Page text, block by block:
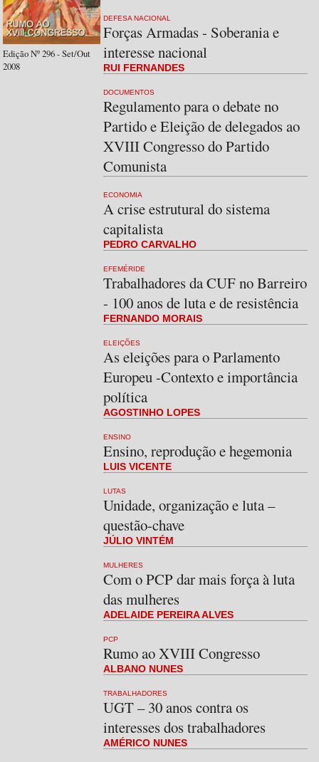
Edição Nº 296 - Set/Out
2008
DEFESA NACIONAL
Forças Armadas - Soberania e
interesse nacional
RUI FERNANDES
DOCUMENTOS
Regulamento para o debate no
Partido e Eleição de delegados ao
XVIII Congresso do Partido
Comunista
ECONOMIA
A crise estrutural do sistema
capitalista
PEDRO CARVALHO
EFEMÉRIDE
Trabalhadores da CUF no Barreiro
- 100 anos de luta e de resistência
FERNANDO MORAIS
ELEIÇÕES
As eleições para o Parlamento
Europeu -Contexto e importância
política
AGOSTINHO LOPES
ENSINO
Ensino, reprodução e hegemonia
LUIS VICENTE
LUTAS
Unidade, organização e luta –
questão-chave
JÚLIO VINTÉM
MULHERES
Com o PCP dar mais força à luta
das mulheres
ADELAIDE PEREIRA ALVES
PCP
Rumo ao XVIII Congresso
ALBANO NUNES
TRABALHADORES
UGT – 30 anos contra os
interesses dos trabalhadores
AMÉRICO NUNES